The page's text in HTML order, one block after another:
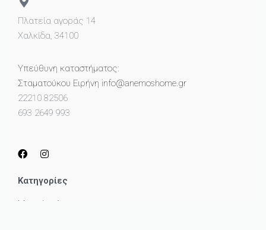
Πλατεία αγοράς 14
Χαλκίδα, 34100
Υπεύθυνη καταστήματος:
Σταματούκου Ειρήνη info@anemoshome.gr
22210 82506
693 2649 993
Κατηγορίες
Μικροέπιπλα